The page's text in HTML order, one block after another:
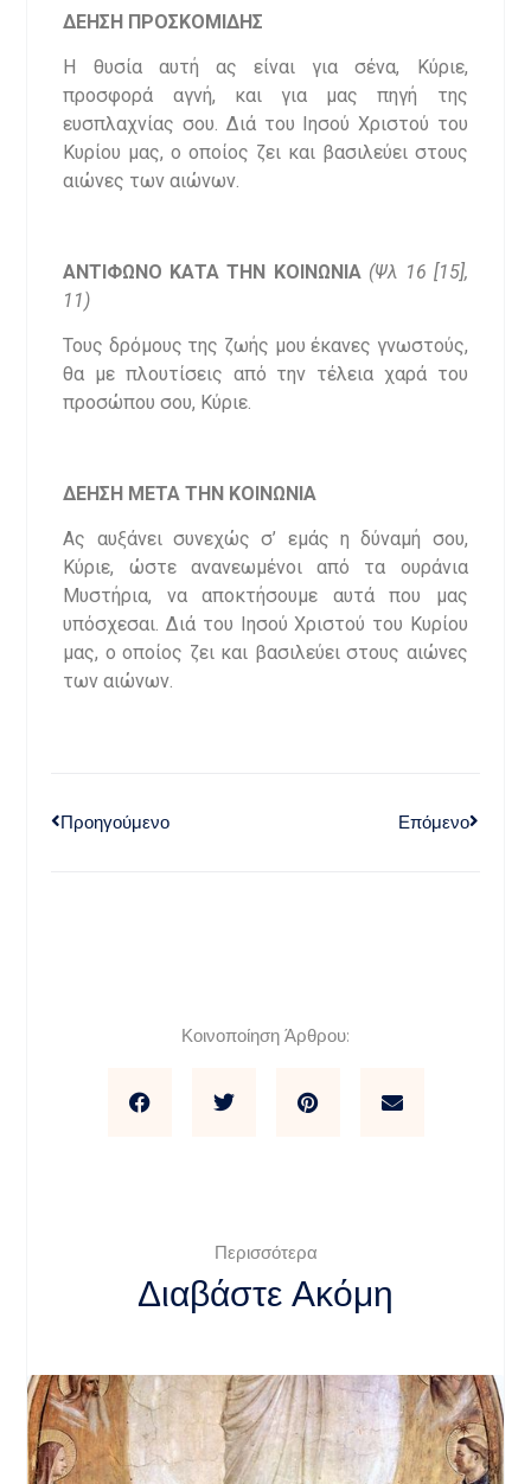
ΔΕΗΣΗ ΠΡΟΣΚΟΜΙΔΗΣ
Η θυσία αυτή ας είναι για σένα, Κύριε,
προσφορά αγνή, και για μας πηγή της
ευσπλαχνίας σου. Διά του Ιησού Χριστού του
Κυρίου μας, ο οποίος ζει και βασιλεύει στους
αιώνες των αιώνων.
ΑΝΤΙΦΩΝΟ ΚΑΤΑ ΤΗΝ ΚΟΙΝΩΝΙΑ (Ψλ 16 [15],
11)
Τους δρόμους της ζωής μου έκανες γνωστούς,
θα με πλουτίσεις από την τέλεια χαρά του
προσώπου σου, Κύριε.
ΔΕΗΣΗ ΜΕΤΑ ΤΗΝ ΚΟΙΝΩΝΙΑ
Ας αυξάνει συνεχώς σ’ εμάς η δύναμή σου,
Κύριε, ώστε ανανεωμένοι από τα ουράνια
Μυστήρια, να αποκτήσουμε αυτά που μας
υπόσχεσαι. Διά του Ιησού Χριστού του Κυρίου
μας, ο οποίος ζει και βασιλεύει στους αιώνες
των αιώνων.
Προηγούμενο Επόμενο
Κοινοποίηση Άρθρου:
Περισσότερα
Διαβάστε Ακόμη